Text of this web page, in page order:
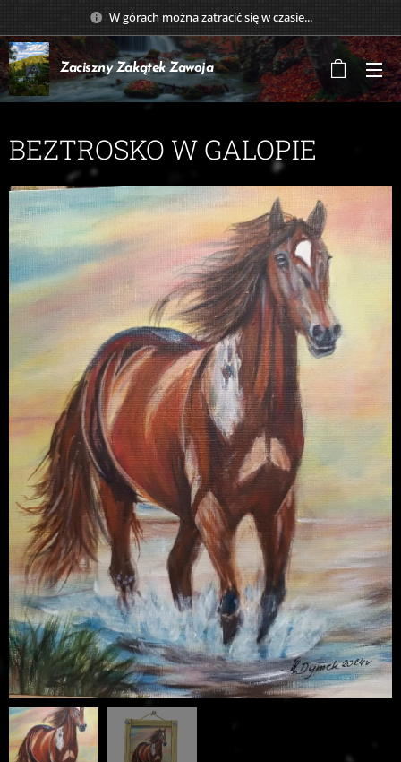
W górach można zatracić się w czasie...
Zaciszny Zakątek Zawoja
BEZTROSKO W GALOPIE